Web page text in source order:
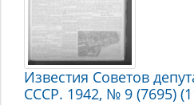
Известия Советов
СССР. 1942, № 9 (7695)